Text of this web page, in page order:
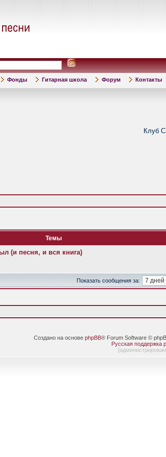
Фонды Гитарная школа Форум Контакты
Клуб
Темы
(и песня, и вся книга)
Показать сообщения за:
Создано на основе phpBB® Forum Software ©
Русская поддержка
[